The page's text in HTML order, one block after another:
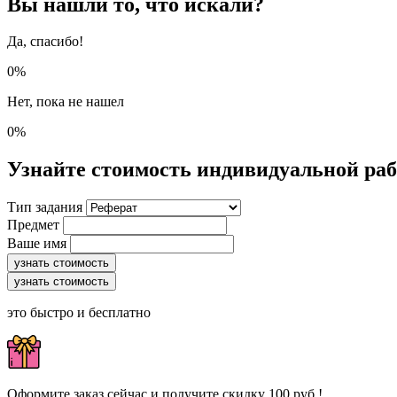
Да, спасибо!
0%
Нет, пока не нашел
0%
Узнайте стоимость индивидуальной
Тип задания
Предмет
Ваше имя
узнать стоимость
узнать стоимость
это быстро и бесплатно